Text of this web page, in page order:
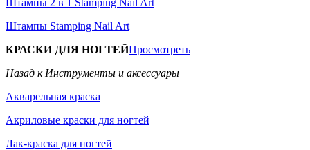
Штампы 2 в 1 Stamping Nail Art
Штампы Stamping Nail Art
КРАСКИ ДЛЯ НОГТЕЙПросмотреть
Назад к Инструменты и аксессуары
Акварельная краска
Акриловые краски для ногтей
Лак-краска для ногтей